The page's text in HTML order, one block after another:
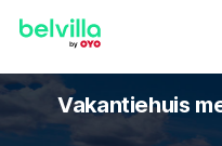
Vakantiehuis